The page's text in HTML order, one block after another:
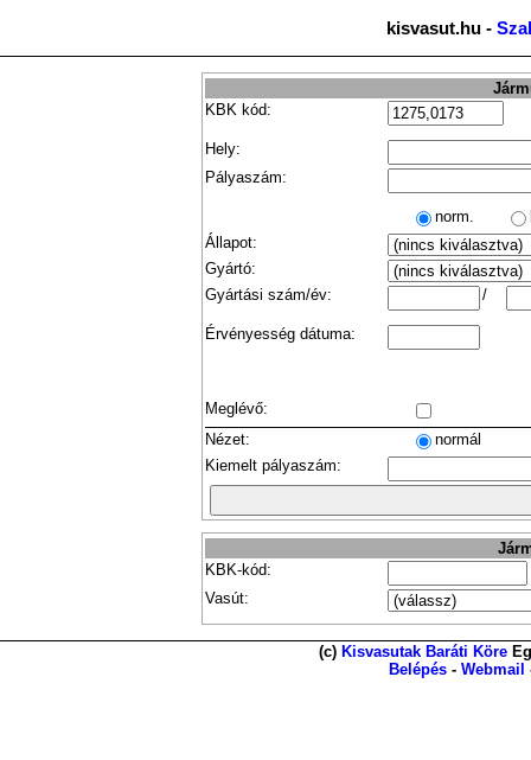
kisvasut.hu -
KBK kód:
Hely:
Pályaszám:
norm.
Állapot:
Gyártó:
Gyártási szám/év:
/
Érvényesség dátuma:
Meglévő:
Nézet:
normál
Kiemelt pályaszám:
KBK-kód:
Vasút:
(c) Kisvasutak Baráti Köre
Belépés - Webmail